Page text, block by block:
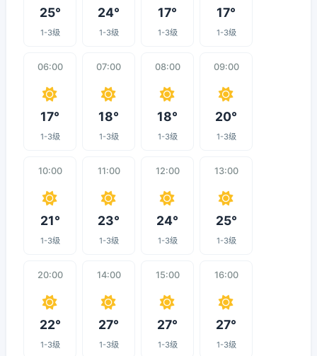
25°
1-3级
24°
1-3级
17°
1-3级
17°
1-3级
06:00
17°
1-3级
07:00
18°
1-3级
08:00
18°
1-3级
09:00
20°
1-3级
10:00
21°
1-3级
11:00
23°
1-3级
12:00
24°
1-3级
13:00
25°
1-3级
20:00
22°
1-3级
14:00
27°
1-3级
15:00
27°
1-3级
16:00
27°
1-3级